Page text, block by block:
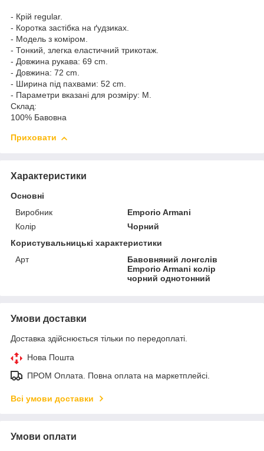
- Крій regular.
- Коротка застібка на ґудзиках.
- Модель з коміром.
- Тонкий, злегка еластичний трикотаж.
- Довжина рукава: 69 cm.
- Довжина: 72 cm.
- Ширина під пахвами: 52 cm.
- Параметри вказані для розміру: M.
Склад:
100% Бавовна
Приховати
Характеристики
Основні
Виробник
Emporio Armani
Колір
Чорний
Користувальницькі характеристики
Арт
Бавовняний лонгслів
Emporio Armani колір
чорний однотонний
Умови доставки
Доставка здійснюється тільки по передоплаті.
Нова Пошта
ПРОМ Оплата. Повна оплата на маркетплейсі.
Всі умови доставки
Умови оплати